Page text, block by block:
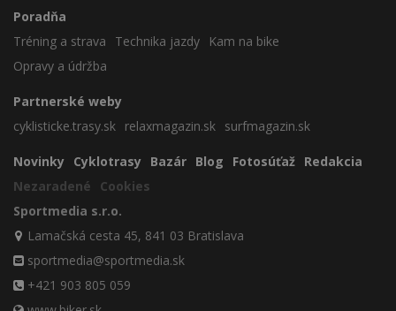
Poradňa
Tréning a strava
Technika jazdy
Kam na bike
Opravy a údržba
Partnerské weby
cyklisticke.trasy.sk relaxmagazin.sk surfmagazin.sk
Novinky Cyklotrasy Bazár Blog Fotosúťaž Redakcia
Nezaradené
Cookies
Sportmedia s.r.o.
Lamačská cesta 45, 841 03 Bratislava
sportmedia@sportmedia.sk
+421 903 805 059